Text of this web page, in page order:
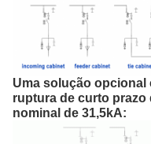
Uma solução opcional
ruptura de curto prazo
nominal de 31,5kA: